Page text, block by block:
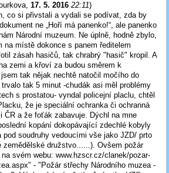
, 17. 5. 2016 22:11)
co si přivstali a vydali se podívat, zda by
ne „Hoří má panenko!“, ale panenko
Národní muzeum. Ne úplně, hodně zbylo,
na místě dokonce s panem ředitelem
zásah hasičů, tak chrabrý "hasič" kropil. A
zemi a křoví za budou směrem k
tak nějak nechtě natočil močího do
tak 5 minut -chudák asi měl problémy
s prostatou- vyndal policejní placlu, chtěl
že je speciální ochranka či ochranná
ČR a že foťák zabavuje. Dýchl na mne
kopání dokopávající zdechlé kobyly
pod soudruhy vedoucími vše jako JZD/ prto
zemědělské družstvo......). Ovšem požár
svém webu: www.hzscr.cz/clanek/pozar-
- "Požár střechy Národního muzea -